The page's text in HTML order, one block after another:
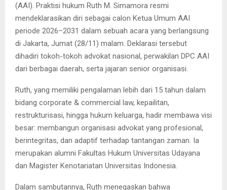
(AAI). Praktisi hukum Ruth M. Simamora resmi
mendeklarasikan diri sebagai calon Ketua Umum AAI
periode 2026–2031 dalam sebuah acara yang berlangsung
di Jakarta, Jumat (28/11) malam. Deklarasi tersebut
dihadiri tokoh-tokoh advokat nasional, perwakilan DPC AAI
dari berbagai daerah, serta jajaran senior organisasi.
Ruth, yang memiliki pengalaman lebih dari 15 tahun dalam
bidang corporate & commercial law, kepailitan,
restrukturisasi, hingga hukum keluarga, hadir membawa visi
besar: membangun organisasi advokat yang profesional,
berintegritas, dan adaptif terhadap tantangan zaman. Ia
merupakan alumni Fakultas Hukum Universitas Udayana
dan Magister Kenotariatan Universitas Indonesia.
Dalam sambutannya, Ruth menegaskan bahwa